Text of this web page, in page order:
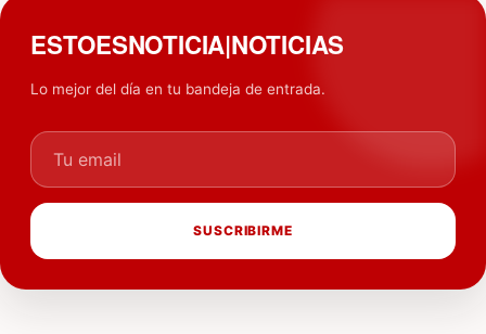
ESTOESNOTICIA|NOTICIAS
Lo mejor del día en tu bandeja de entrada.
Tu email
SUSCRIBIRME